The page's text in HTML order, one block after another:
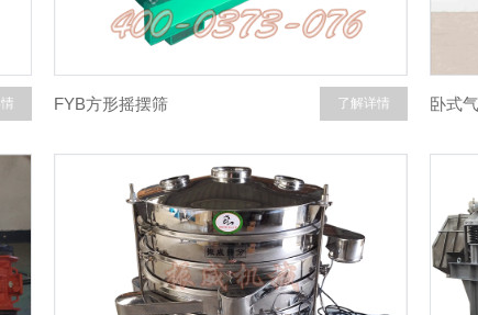
FYB方形摇摆筛 了解详情 卧式